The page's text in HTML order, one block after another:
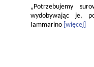
„Potrzebujemy
wydobywając je,
Iammarino [więcej]